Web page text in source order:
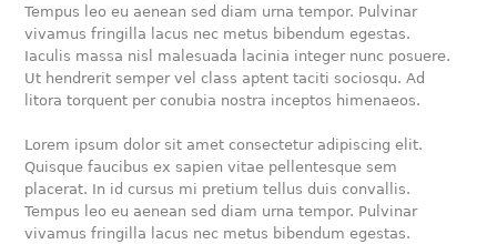
Tempus leo eu aenean sed diam urna tempor. Pulvinar
vivamus fringilla lacus nec metus bibendum egestas.
Iaculis massa nisl malesuada lacinia integer nunc posuere.
Ut hendrerit semper vel class aptent taciti sociosqu. Ad
litora torquent per conubia nostra inceptos himenaeos.
Lorem ipsum dolor sit amet consectetur adipiscing elit.
Quisque faucibus ex sapien vitae pellentesque sem
placerat. In id cursus mi pretium tellus duis convallis.
Tempus leo eu aenean sed diam urna tempor. Pulvinar
vivamus fringilla lacus nec metus bibendum egestas.